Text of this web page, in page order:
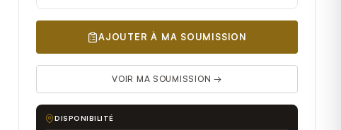
AJOUTER À MA SOUMISSION
VOIR MA SOUMISSION →
DISPONIBILITÉ